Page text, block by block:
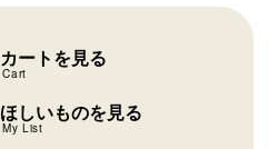
カートを見る
Cart
ほしいものを見る
My List